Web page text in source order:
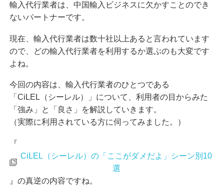
輸入代行業者は、中国輸入ビジネスに欠かすことのでき
ないパートナーです。
現在、輸入代行業者は数十社以上あると言われています
ので、どの輸入代行業者を利用するか選ぶのも大変です
よね。
今回の内容は、輸入代行業者のひとつである
「CiLEL（シーレル）」について、利用者の目からみた
「強み」と「良さ」を解説していきます。
（実際に利用されている方に伺ってみました。）
『
CiLEL（シーレル）の「ここがダメだよ」シーン別10
選
』の真逆の内容ですね。